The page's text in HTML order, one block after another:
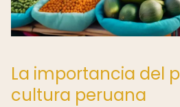
La importancia del
cultura peruana